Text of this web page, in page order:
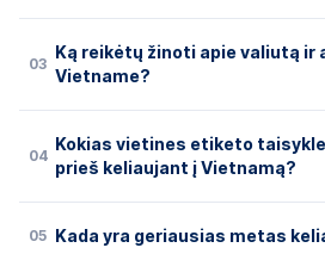
03
Ką reikėtų žinoti apie valiutą
Vietname?
04
Kokias vietines etiketo
prieš keliaujant į Vietnamą?
05 Kada yra geriausias metas